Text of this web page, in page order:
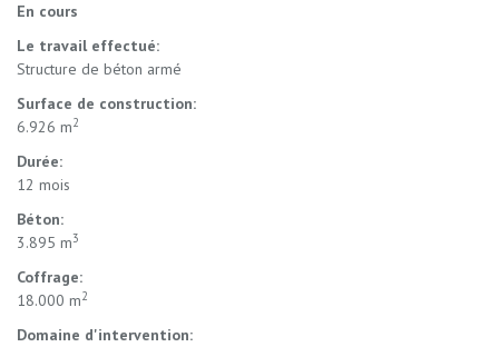
En cours
Le travail effectué:
Structure de béton armé
Surface de construction:
6.926 m2
Durée:
12 mois
Béton:
3.895 m3
Coffrage:
18.000 m2
Domaine d'intervention: